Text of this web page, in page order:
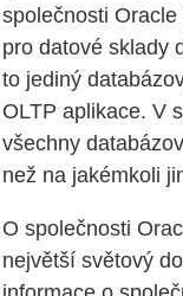
společnosti Oracle
pro datové sklady
to jediný
OLTP aplikace. V
všechny
než na jakémkoli
O společnosti
největší světový